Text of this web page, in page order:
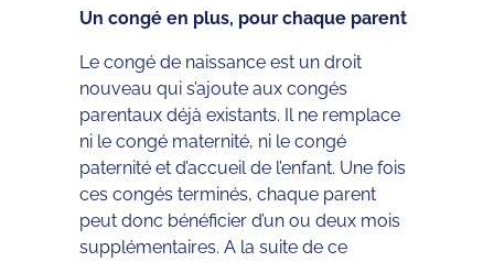
Un congé en plus, pour chaque parent
Le congé de naissance est un droit
nouveau qui s’ajoute aux congés
parentaux déjà existants. Il ne remplace
ni le congé maternité, ni le congé
paternité et d’accueil de l’enfant. Une fois
ces congés terminés, chaque parent
peut donc bénéficier d’un ou deux mois
supplémentaires. A la suite de ce